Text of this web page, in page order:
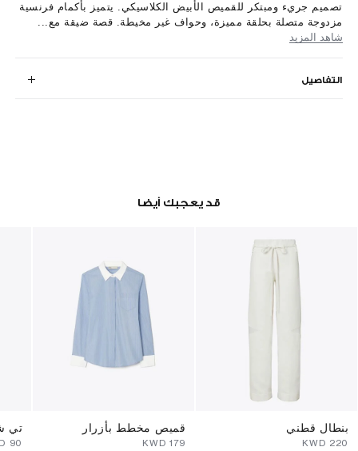
تصميم جريء ومبتكر للقميص الأبيض الكلاسيكي. يتميز بأكمام فرنسية
مزدوجة متصلة بحلقة مميزة، وحواف غير مخيطة. قصة ضيقة مع...
شاهد المزيد
التفاصيل
قد يعجبك أيضا
بنطال قطني قميص مخطط بأزرار تي